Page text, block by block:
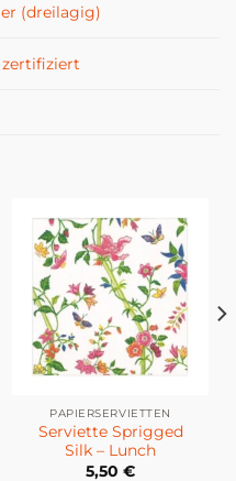
(dreilagig)
zertifiziert
PAPIERSERVIETTEN
Serviette Sprigged
Silk – Lunch
5,50 €